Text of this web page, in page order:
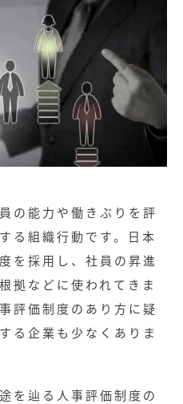
の能力や働きぶりを評
る組織行動です。日本
を採用し、社員の昇進
拠などに使われてきま
評価制度のあり方に疑
る企業も少なくありま
を辿る人事評価制度の